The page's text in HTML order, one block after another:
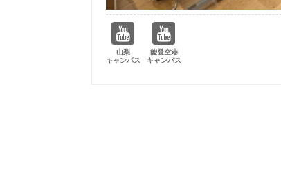
山梨
キャンパス
能登空港
キャンパス